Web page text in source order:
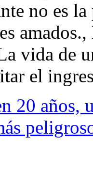
no es
vida de
el
20 años,